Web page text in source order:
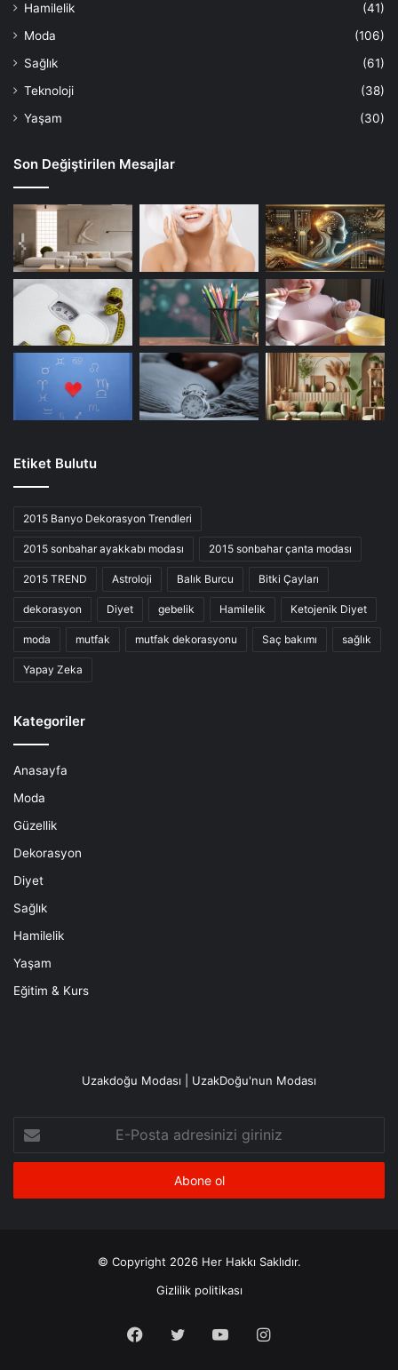
Hamilelik
(41)
Moda
(106)
Sağlık
(61)
Teknoloji
(38)
Yaşam
(30)
Son Değiştirilen Mesajlar
Etiket Bulutu
2015 Banyo Dekorasyon Trendleri
2015 sonbahar ayakkabı modası 2015 sonbahar çanta modası
2015 TREND Astroloji Balık Burcu Bitki Çayları
dekorasyon Diyet gebelik Hamilelik Ketojenik Diyet
moda mutfak mutfak dekorasyonu Saç bakımı sağlık
Yapay Zeka
Kategoriler
Anasayfa
Moda
Güzellik
Dekorasyon
Diyet
Sağlık
Hamilelik
Yaşam
Eğitim & Kurs
Uzakdoğu Modası | UzakDoğu'nun Modası
Posta
adresinizi
© Copyright 2026 Her Hakkı Saklıdır.
Gizlilik politikası
Facebook
X YouTubeInstagram